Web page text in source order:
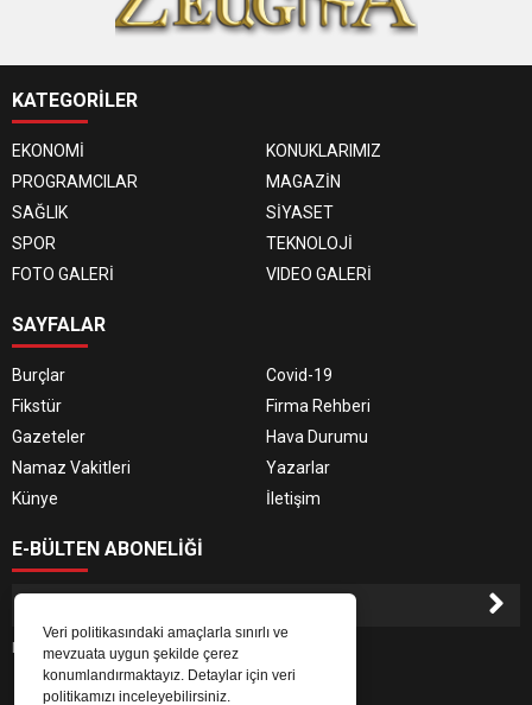
Veri politikasındaki amaçlarla sınırlı ve
mevzuata uygun şekilde çerez
konumlandırmaktayız. Detaylar için veri
politikamızı inceleyebilirsiniz.
KATEGORİLER
EKONOMİ
KONUKLARIMIZ
PROGRAMCILAR
MAGAZİN
SAĞLIK
SİYASET
SPOR
TEKNOLOJİ
FOTO GALERİ
VIDEO GALERİ
SAYFALAR
Burçlar
Covid-19
Fikstür
Firma Rehberi
Gazeteler
Hava Durumu
Namaz Vakitleri
Yazarlar
Künye
İletişim
E-BÜLTEN ABONELİĞİ
E-Bülten aboneliği ile haberlere daha hızlı erişin.